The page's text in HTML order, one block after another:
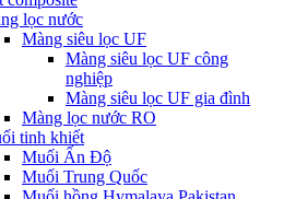
lọc nước
Màng siêu lọc UF
Màng siêu lọc UF công
nghiệp
Màng siêu lọc UF gia đình
Màng lọc nước RO
tinh khiết
Muối Ấn Độ
Muối Trung Quốc